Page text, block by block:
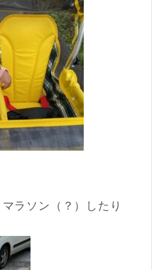
ラソン（？）したり